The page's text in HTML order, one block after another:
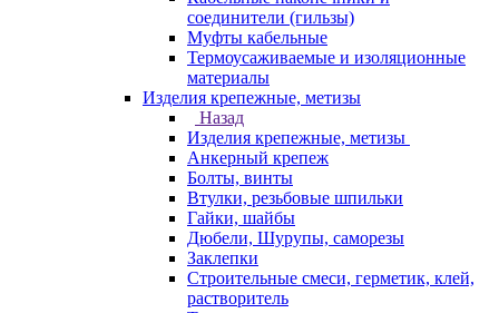
соединители (гильзы)
Муфты кабельные
Термоусаживаемые и изоляционные
материалы
Изделия крепежные, метизы
Назад
Изделия крепежные, метизы
Анкерный крепеж
Болты, винты
Втулки, резьбовые шпильки
Гайки, шайбы
Дюбели, Шурупы, саморезы
Заклепки
Строительные смеси, герметик, клей,
растворитель